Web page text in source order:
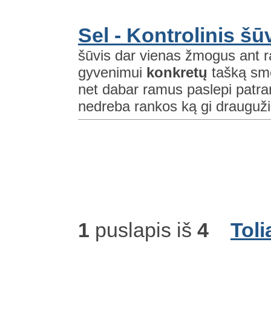
Sel - Kontrolinis
šūvis dar vienas žmogus ant
gyvenimui konkretų tašką
net dabar ramus paslepi
nedreba rankos ką gi
1 puslapis iš 4